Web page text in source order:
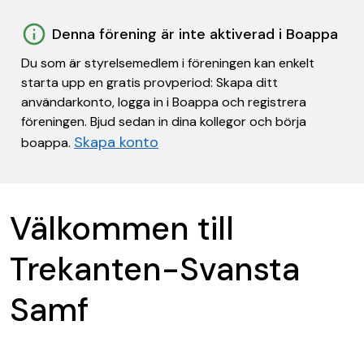
Denna förening är inte aktiverad i Boappa
Du som är styrelsemedlem i föreningen kan enkelt
starta upp en gratis provperiod: Skapa ditt
användarkonto, logga in i Boappa och registrera
föreningen. Bjud sedan in dina kollegor och börja
boappa. Skapa konto
Välkommen till
Trekanten-Svansta
Samf